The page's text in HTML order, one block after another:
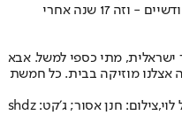
בספוטיפיי, אני רואה 250 אלף מאזינים חודשיים - וזה 17 שנה אחרי
ישראלית, מתי כספי למשל. אבא
אצלנו מוזיקה בבית. כל חמשת
אופרציה של עשרות אנשים מאחוריו. אייל לוי,צילום: חנן אסור; ג׳קט: shdz